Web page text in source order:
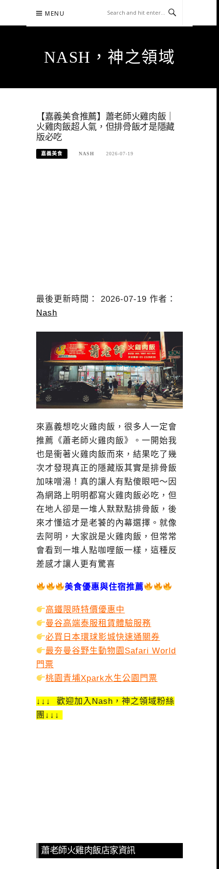
content
MENU
NASH，神之領域
【嘉義美食推薦】蕭老師火雞肉飯｜
火雞肉飯超人氣，但排骨飯才是隱藏
版必吃
嘉義美食 NASH 2026-07-19
最後更新時間： 2026-07-19 作者：
Nash
來嘉義想吃火雞肉飯，很多人一定會
推薦《蕭老師火雞肉飯》。一開始我
也是衝著火雞肉飯而來，結果吃了幾
次才發現真正的隱藏版其實是排骨飯
加味噌湯！真的讓人有點傻眼吧～因
為網路上明明都寫火雞肉飯必吃，但
在地人卻是一堆人默默點排骨飯，後
來才懂這才是老饕的內幕選擇。就像
去阿明，大家說是火雞肉飯，但常常
會看到一堆人點咖哩飯一樣，這種反
差感才讓人更有驚喜
美食優惠與住宿推薦
高鐵限時特價優惠中
曼谷高端泰服租賃體驗服務
必買日本環球影城快速通關券
最夯曼谷野生動物園Safari World
門票
桃園青埔Xpark水生公園門票
↓↓↓ 歡迎加入Nash，神之領域粉絲
團↓↓↓
蕭老師火雞肉飯店家資訊